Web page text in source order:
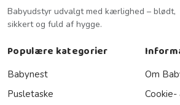
Babyudstyr udvalgt med kærlighed – blødt,
sikkert og fuld af hygge.
Populære kategorier
Babynest
Pusletaske
Om